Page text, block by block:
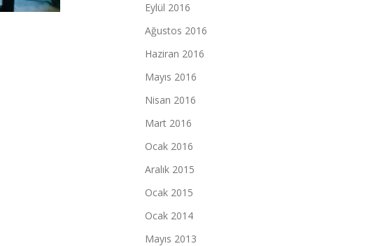
Eylül 2016
Ağustos 2016
Haziran 2016
Mayıs 2016
Nisan 2016
Mart 2016
Ocak 2016
Aralık 2015
Ocak 2015
Ocak 2014
Mayıs 2013